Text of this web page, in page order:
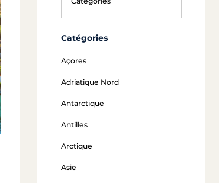
Catégories
Açores
Adriatique Nord
Antarctique
Antilles
Arctique
Asie